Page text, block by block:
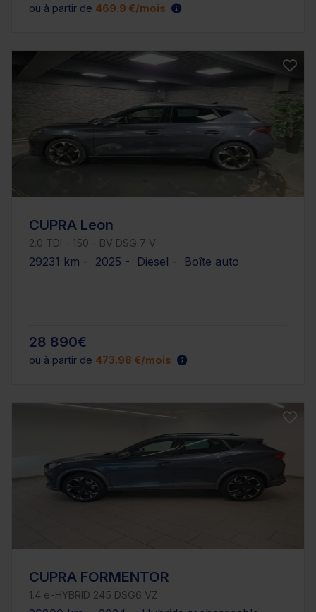
ou à partir de 469.9 €/mois
CUPRA Leon
2.0 TDI - 150 - BV DSG 7 V
29231 km - 2025 - Diesel - Boîte auto
28 890€
ou à partir de 473.98 €/mois
CUPRA FORMENTOR
1.4 e-HYBRID 245 DSG6 VZ